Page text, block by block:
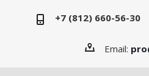
+7 (812) 660-56-30
Email: